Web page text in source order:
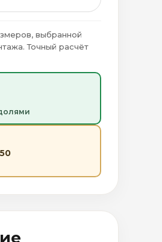
выбранной
Точный расчёт